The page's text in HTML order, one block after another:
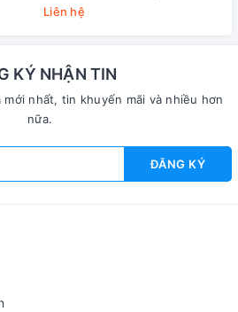
Liên hệ
KÝ NHẬN TIN
nhất, tin khuyến mãi và nhiều hơn
nữa.
ĐĂNG KÝ